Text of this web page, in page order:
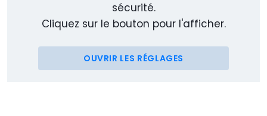
sécurité.
Cliquez sur le bouton pour l'afficher.
OUVRIR LES RÉGLAGES